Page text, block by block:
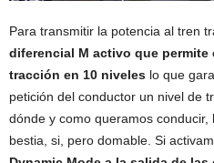
Para transmitir la potencia al tren
diferencial M activo que
tracción en 10 niveles lo que
petición del conductor un nivel de
dónde y como queramos
bestia, si, pero domable. Si